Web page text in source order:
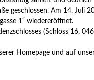
Jubiläum
Kunst
Kunst von
geschlossen. Am 14. Juli
1“ wiedereröffnet.
(Schloss 16,
Homepage und auf